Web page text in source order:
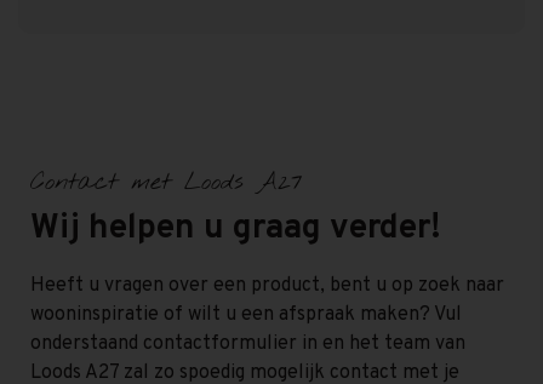
Contact met Loods A27
Wij helpen u graag verder!
Heeft u vragen over een product, bent u op zoek naar
wooninspiratie of wilt u een afspraak maken? Vul
onderstaand contactformulier in en het team van
Loods A27 zal zo spoedig mogelijk contact met je